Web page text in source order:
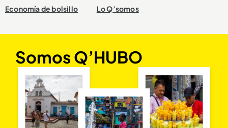
Economía de bolsillo Lo Q’somos
Somos Q’HUBO